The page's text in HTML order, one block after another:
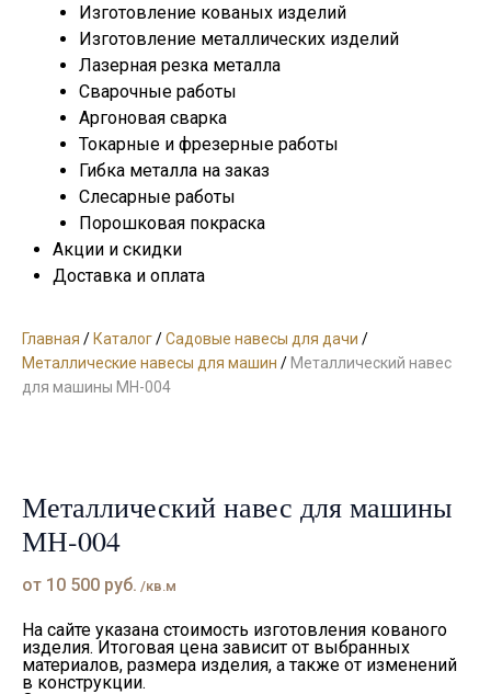
Изготовление кованых изделий
Изготовление металлических изделий
Лазерная резка металла
Сварочные работы
Аргоновая сварка
Токарные и фрезерные работы
Гибка металла на заказ
Слесарные работы
Порошковая покраска
Акции и скидки
Доставка и оплата
Главная /Каталог/Садовые навесы для дачи /
Металлические навесы для машин /Металлический навес
для машины МН-004
Металлический навес для машины
МН-004
от 10 500 руб. /кв.м
На сайте указана стоимость изготовления кованого
изделия. Итоговая цена зависит от выбранных
материалов, размера изделия, а также от изменений
в конструкции.